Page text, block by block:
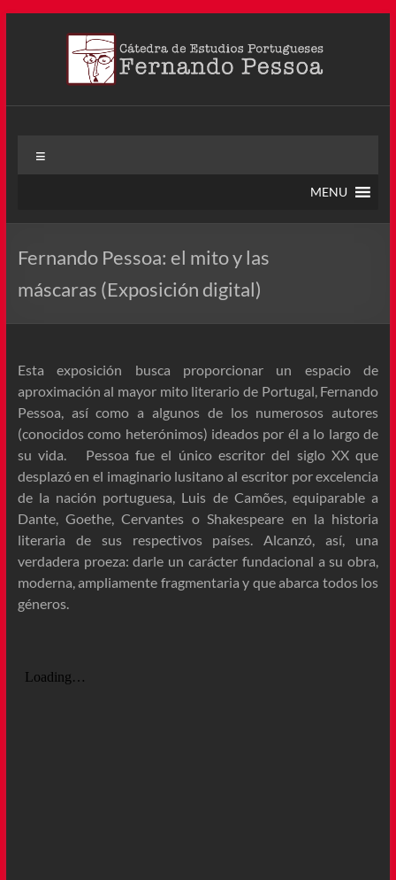
Cátedra Pessoa
creada en agosto de 2011, tras la Semana de Portugal. Esta
MENU
Fernando Pessoa: el mito y las
máscaras (Exposición digital)
Esta exposición busca proporcionar un espacio de
aproximación al mayor mito literario de Portugal, Fernando
Pessoa, así como a algunos de los numerosos autores
(conocidos como heterónimos) ideados por él a lo largo de
su vida. Pessoa fue el único escritor del siglo XX que
desplazó en el imaginario lusitano al escritor por excelencia
de la nación portuguesa, Luis de Camões, equiparable a
Dante, Goethe, Cervantes o Shakespeare en la historia
literaria de sus respectivos países. Alcanzó, así, una
verdadera proeza: darle un carácter fundacional a su obra,
moderna, ampliamente fragmentaria y que abarca todos los
géneros.